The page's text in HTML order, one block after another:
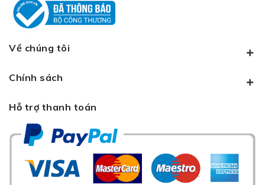
Về chúng tôi
Chính sách
Hỗ trợ thanh toán